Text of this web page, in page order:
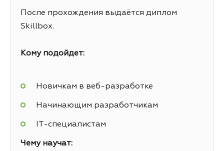
После прохождения выдаётся диплом
Skillbox.
Кому подойдет:
Новичкам в веб-разработке
Начинающим разработчикам
IT-специалистам
Чему научат: